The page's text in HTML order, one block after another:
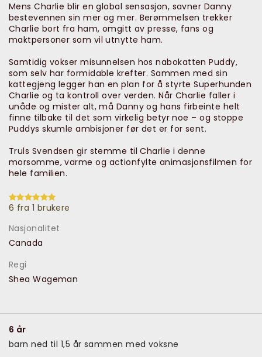
Mens Charlie blir en global sensasjon, savner Danny
bestevennen sin mer og mer. Berømmelsen trekker
Charlie bort fra ham, omgitt av presse, fans og
maktpersoner som vil utnytte ham.
Samtidig vokser misunnelsen hos nabokatten Puddy,
som selv har formidable krefter. Sammen med sin
kattegjeng legger han en plan for å styrte Superhunden
Charlie og ta kontroll over verden. Når Charlie faller i
unåde og mister alt, må Danny og hans firbeinte helt
finne tilbake til det som virkelig betyr noe – og stoppe
Puddys skumle ambisjoner før det er for sent.
Truls Svendsen gir stemme til Charlie i denne
morsomme, varme og actionfylte animasjonsfilmen for
hele familien.
6 fra 1 brukere
Nasjonalitet
Canada
Regi
Shea Wageman
6 år
barn ned til 1,5 år sammen med voksne